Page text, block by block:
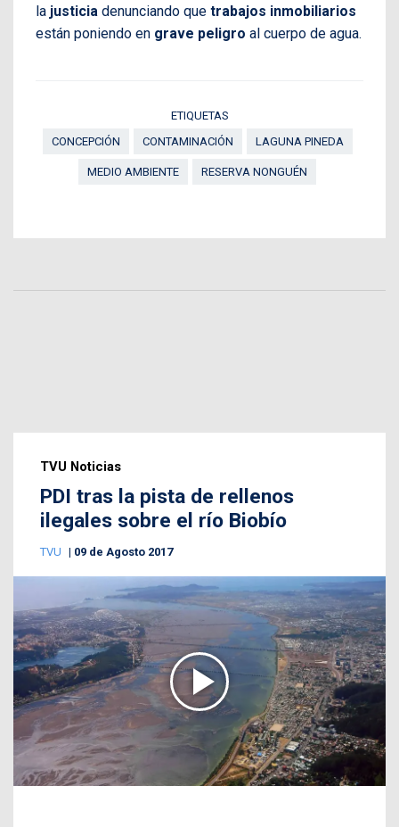
la justicia denunciando que trabajos inmobiliarios
están poniendo en grave peligro al cuerpo de agua.
ETIQUETAS
CONCEPCIÓN
CONTAMINACIÓN LAGUNA PINEDA
MEDIO AMBIENTE RESERVA NONGUÉN
TVU Noticias
PDI tras la pista de rellenos
ilegales sobre el río Biobío
TVU 09 de Agosto 2017